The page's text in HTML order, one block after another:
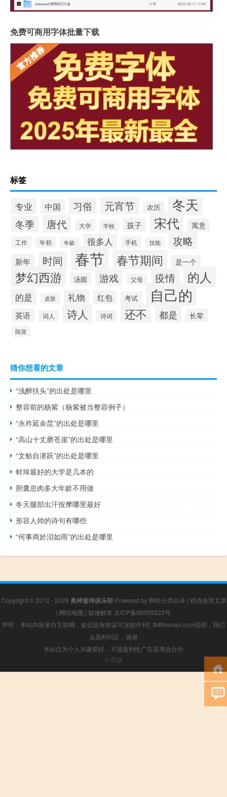
免费可商用字体批量下载
标签
专业 中国 习俗 元宵节 农历 冬天
冬季 唐代 大学 学校 孩子 宋代 寓意
工作 年初 年龄 很多人 手机 技能 攻略
新年 时间 春节 春节期间 是一个
梦幻西游 汤圆 游戏 父母 疫情 的人
的是 皮肤 礼物 红包 考试 自己的
英语 词人 诗人 诗词 还不 都是 长辈
陆游
猜你想看的文章
“浅醉扶头”的出处是哪里
整容前的杨紫（杨紫被当整容例子）
“永祚延余昆”的出处是哪里
“高山十丈磨苍崖”的出处是哪里
“文鲂自潜跃”的出处是哪里
蚌埠最好的大学是几本的
胆囊息肉多大年龄不用做
冬天腿部出汗按摩哪里最好
形容人帅的诗句有哪些
“何事商於泪如雨”的出处是哪里
Copyright © 2012 - 2026 奥神篮球俱乐部Powered by 网站分类目录 | 精选推荐文章
| 网站地图 | 疑难解答 京ICP备06009323号
声明：本站内容来自互联网，如信息有错误可发邮件到f_fb#foxmail.com说明，我们
会及时纠正，谢谢
本站仅为个人兴趣爱好，不接盈利性广告及商业合作
小男孩